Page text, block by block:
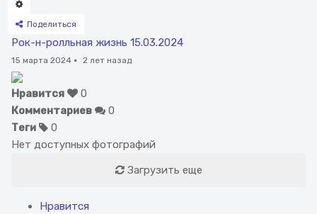
Поделиться
Рок-н-ролльная жизнь 15.03.2024
15 марта 2024 · 2 лет назад
Нравится
0
Комментариев
0
Теги
0
Нет доступных фотографий
Загрузить еще
Нравится